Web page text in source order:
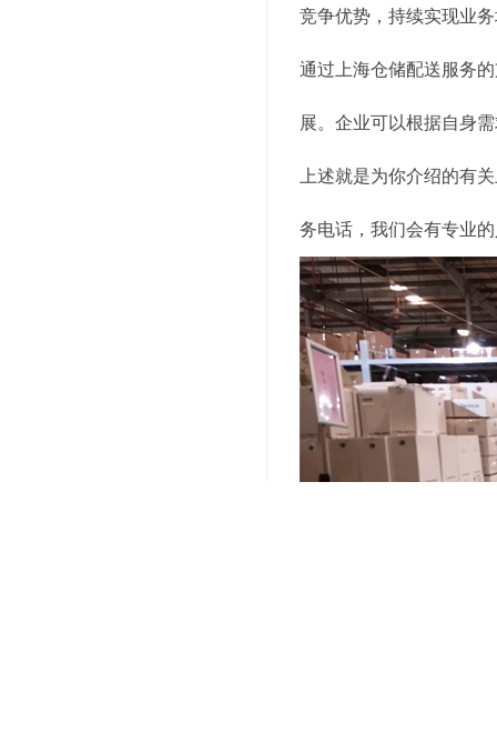
竞争优势，持续实现业
通过上海仓储配送服务
展。企业可以根据自身
上述就是为你介绍的有
务电话，我们会有专业